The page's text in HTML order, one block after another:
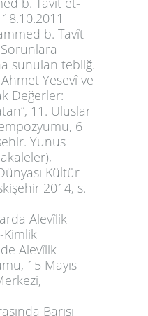
b. Tavît
sunulan tebliğ.
Yesevî ve
Değerler:
11. Uluslar
6-
Yunus
Kültür
2014, s.
Alevîlik
Kimlik
Alevîlik
15 Mayıs
Barışı